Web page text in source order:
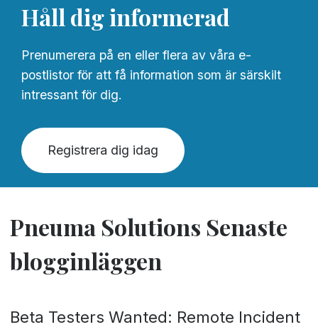
Håll dig informerad
Prenumerera på en eller flera av våra e-
postlistor för att få information som är särskilt
intressant för dig.
Registrera dig idag
Pneuma Solutions Senaste
blogginläggen
Beta Testers Wanted: Remote Incident